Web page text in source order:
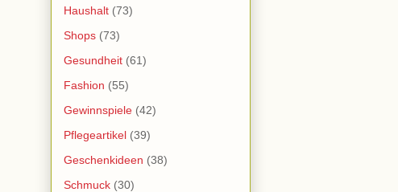
Haushalt (73)
Shops (73)
Gesundheit (61)
Fashion (55)
Gewinnspiele (42)
Pflegeartikel (39)
Geschenkideen (38)
Schmuck (30)